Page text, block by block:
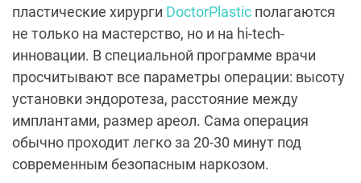
пластические хирурги DoctorPlastic полагаются
не только на мастерство, но и на hi-tech-
инновации. В специальной программе врачи
просчитывают все параметры операции: высоту
установки эндоротеза, расстояние между
имплантами, размер ареол. Сама операция
обычно проходит легко за 20-30 минут под
современным безопасным наркозом.